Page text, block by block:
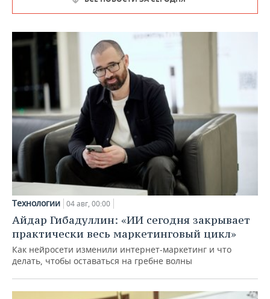
Технологии 04 авг, 00:00
Айдар Гибадуллин: «ИИ сегодня закрывает
практически весь маркетинговый цикл»
Как нейросети изменили интернет-маркетинг и что
делать, чтобы оставаться на гребне волны